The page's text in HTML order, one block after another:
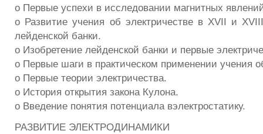
o Первые успехи в исследовании магнитных
o Развитие учения об электричестве в XVII и
лейденской банки.
o Изобретение лейденской банки и первые
o Первые шаги в практическом применении учения
o Первые теории электричества.
o История открытия закона Кулона.
o Введение понятия потенциала вэлектростатику.
РАЗВИТИЕ ЭЛЕКТРОДИНАМИКИ